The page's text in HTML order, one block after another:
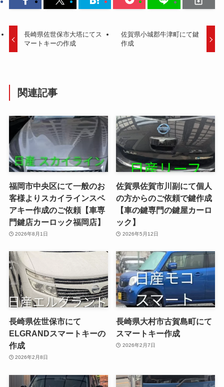
長崎県佐世保市大塔にてス
マートキーの作成
佐賀県小城郡牛津町にて鍵
作成
関連記事
福岡市中央区にて一般のお
客様よりスカイラインスペ
アキー作成のご依頼【車専
門鍵店カーロック福岡店】
2026年8月1日
佐賀県佐賀市川副にて個人
の方からのご依頼で鍵作成
【車の鍵専門の鍵屋カーロ
ック】
2026年5月12日
長崎県佐世保市にて
ELGRANDスマートキーの
作成
2026年2月8日
長崎県大村市古賀島町にて
スマートキー作成
2026年2月7日